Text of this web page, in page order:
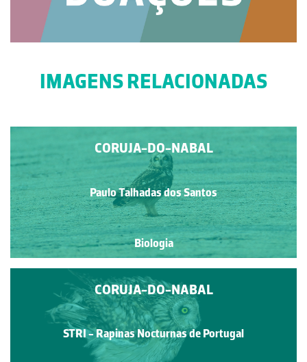
IMAGENS RELACIONADAS
CORUJA-DO-NABAL
Paulo Talhadas dos Santos
Biologia
CORUJA-DO-NABAL
STRI - Rapinas Nocturnas de Portugal